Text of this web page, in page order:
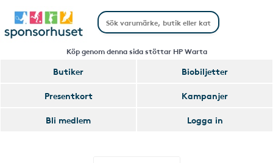
Köp genom denna sida stöttar HP Warta
Butiker
Biobiljetter
Presentkort
Kampanjer
Bli medlem
Logga in